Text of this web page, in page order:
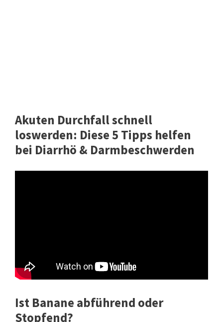
Akuten Durchfall schnell
loswerden: Diese 5 Tipps helfen
bei Diarrhö & Darmbeschwerden
Ist Banane abführend oder
Stopfend?